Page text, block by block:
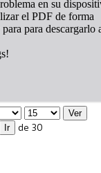
de 30